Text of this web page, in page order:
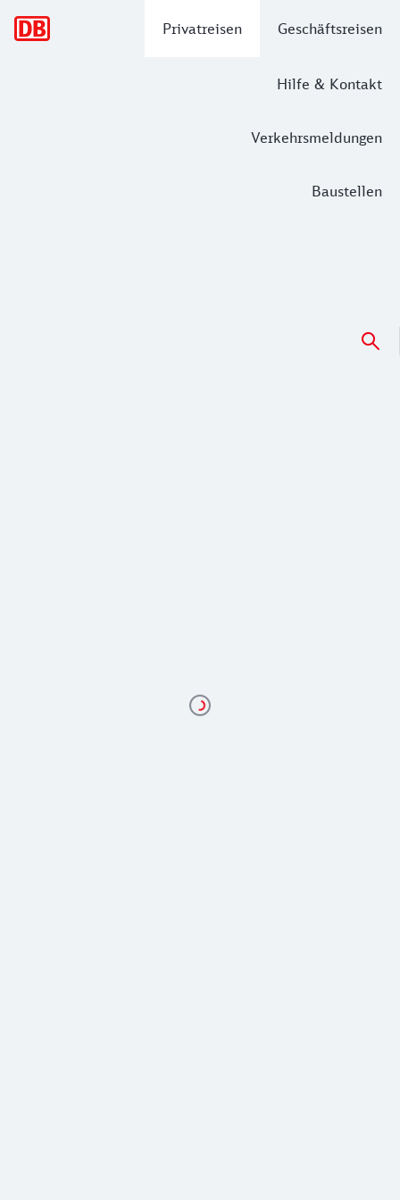
Privatreisen Geschäftsreisen
Hilfe & Kontakt
Verkehrsmeldungen
Baustellen